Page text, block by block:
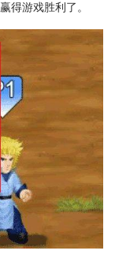
得游戏胜利了。